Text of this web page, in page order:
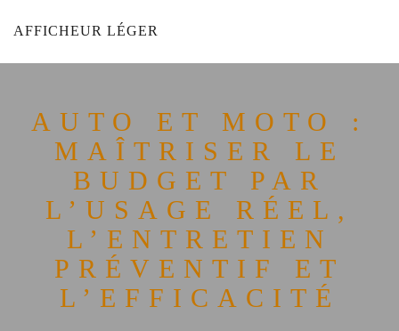
AFFICHEUR LÉGER
AUTO ET MOTO :
MAÎTRISER LE
BUDGET PAR
L’USAGE RÉEL,
L’ENTRETIEN
PRÉVENTIF ET
L’EFFICACITÉ